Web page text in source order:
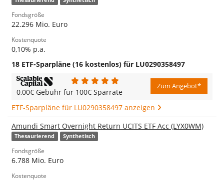
Fondsgröße
22.296 Mio. Euro
Kostenquote
0,10% p.a.
18 ETF-Sparpläne (16 kostenlos) für LU0290358497
0,00€ Gebühr für 100€ Sparrate
Zum Angebot*
ETF-Sparpläne für LU0290358497 anzeigen
Amundi Smart Overnight Return UCITS ETF Acc (LYX0WM)
Thesaurierend Synthetisch
Fondsgröße
6.788 Mio. Euro
Kostenquote